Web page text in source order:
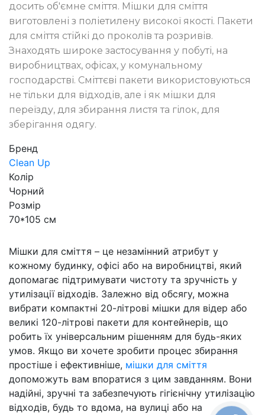
досить об'ємне сміття. Мішки для сміття
виготовлені з поліетилену високої якості. Пакети
для сміття стійкі до проколів та розривів.
Знаходять широке застосування у побуті, на
виробництвах, офісах, у комунальному
господарстві. Сміттєві пакети використовуються
не тільки для відходів, але і як мішки для
переїзду, для збирання листя та гілок, для
зберігання одягу.
Бренд
Clean Up
Колір
Чорний
Розмір
70*105 см
Мішки для сміття – це незамінний атрибут у
кожному будинку, офісі або на виробництві, який
допомагає підтримувати чистоту та зручність у
утилізації відходів. Залежно від обсягу, можна
вибрати компактні 20-літрові мішки для відер або
великі 120-літрові пакети для контейнерів, що
робить їх універсальним рішенням для будь-яких
умов. Якщо ви хочете зробити процес збирання
простіше і ефективніше, мішки для сміття
допоможуть вам впоратися з цим завданням. Вони
надійні, зручні та забезпечують гігієнічну утилізацію
відходів, будь то вдома, на вулиці або на